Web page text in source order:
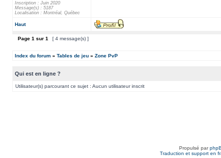
Inscription : Juin 2020
Message(s) : 5187
Localisation : Montréal, Québec
Haut
Page 1 sur 1 [ 4 message(s) ]
Index du forum » Tables de jeu » Zone PvP
Qui est en ligne ?
Utilisateur(s) parcourant ce sujet : Aucun utilisateur inscrit
Propulsé par
Traduction et support en